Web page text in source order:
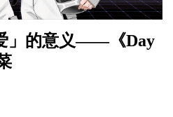
」的意义——《Day